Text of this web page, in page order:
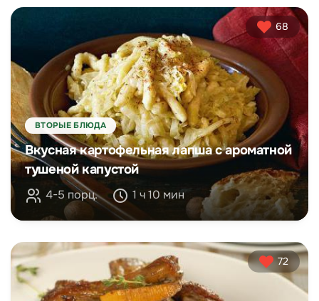
68
ВТОРЫЕ БЛЮДА
Вкусная картофельная лапша с ароматной
тушеной капустой
4-5 порц. 1 ч 10 мин
72